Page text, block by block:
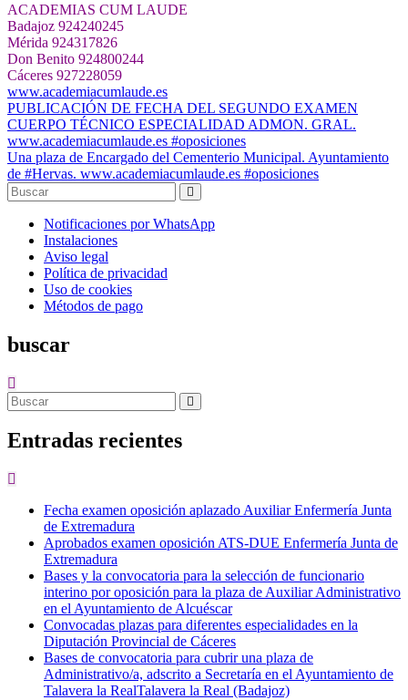
ACADEMIAS CUM LAUDE
Badajoz 924240245
Mérida 924317826
Don Benito 924800244
Cáceres 927228059
www.academiacumlaude.es
Navegación
de
entradas
PUBLICACIÓN DE FECHA DEL SEGUNDO EXAMEN
CUERPO TÉCNICO ESPECIALIDAD ADMON. GRAL.
www.academiacumlaude.es #oposiciones
Una plaza de Encargado del Cementerio Municipal. Ayuntamiento
de #Hervas. www.academiacumlaude.es #oposiciones
Notificaciones por WhatsApp
Instalaciones
Aviso legal
Política de privacidad
Uso de cookies
Métodos de pago
buscar
Entradas recientes
Fecha examen oposición aplazado Auxiliar Enfermería Junta
de Extremadura
Aprobados examen oposición ATS-DUE Enfermería Junta de
Extremadura
Bases y la convocatoria para la selección de funcionario
interino por oposición para la plaza de Auxiliar Administrativo
en el Ayuntamiento de Alcuéscar
Convocadas plazas para diferentes especialidades en la
Diputación Provincial de Cáceres
Bases de convocatoria para cubrir una plaza de
Administrativo/a, adscrito a Secretaría en el Ayuntamiento de
Talavera la RealTalavera la Real (Badajoz)